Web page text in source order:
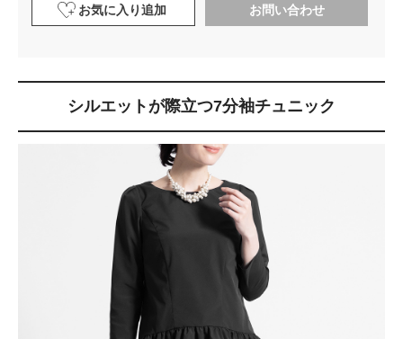
お気に入り追加 お問い合わせ
シルエットが際立つ7分袖チュニック